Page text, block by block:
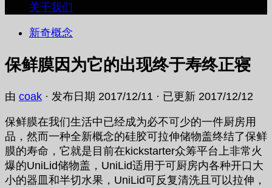
关于我们
新奇概念
保鲜膜因为它的出现终于寿终正寝
由 coak · 发布日期 2017/12/11 · 已更新 2017/12/12
保鲜膜在我们生活中已经成为必不可少的一件厨房用
品，然而一种全新概念的硅胶可拉伸储物盖终结了保鲜
膜的寿命，它就是目前在kickstarter众筹平台上非常火
爆的UniLid储物盖，UniLid适用于可厨房内各种开口大
小的器皿和半切水果，UniLid可反复清洗且可以拉伸，